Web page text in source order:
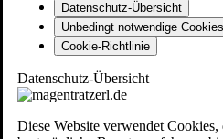
Datenschutz-Übersicht
Unbedingt notwendige Cookies
Cookie-Richtlinie
Datenschutz-Übersicht
Diese Website verwendet